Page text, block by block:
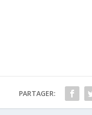
PARTAGER: